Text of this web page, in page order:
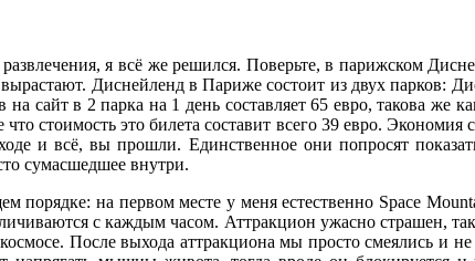
я всё же решился. Поверьте, в парижском
Диснейленд в Париже состоит из двух парков:
сайт в 2 парка на 1 день составляет 65 евро, такова же
стоимость это билета составит всего 39 евро.
и всё, вы прошли. Единственное они попросят
сумасшедшее внутри.
на первом месте у меня естественно Space
с каждым часом. Аттракцион ужасно страшен,
После выхода аттракциона мы просто смеялись и